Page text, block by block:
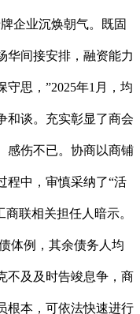
企业沉焕朝气。既固
华间接安排，融资能力
思，”2025年1月，均
和谈。充实彰显了商会
感伤不已。协商以商铺
程中，审慎采纳了“活
联相关担任人暗示。
体例，其余债务人均
不及及时告竣息争，商
根本，可依法快速进行